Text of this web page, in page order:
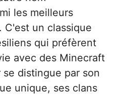
les meilleurs
C'est un classique
qui préfèrent
avec des Minecraft
distingue par son
unique, ses clans